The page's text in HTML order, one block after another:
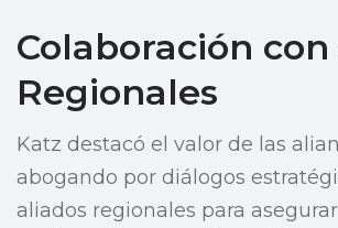
Colaboración
Regionales
Katz destacó el valor de las
abogando por diálogos
aliados regionales para